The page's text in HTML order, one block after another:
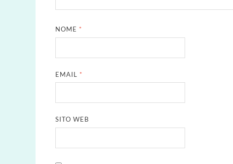
NOME *
EMAIL *
SITO WEB